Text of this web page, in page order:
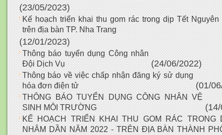
(23/05/2023)
Kế hoạch triển khai thu gom rác trong dịp Tết
trên địa bàn TP. Nha Trang
(12/01/2023)
Thông báo tuyển dụng Công nhân
Đội Dịch Vụ
(24/06/2022)
Thông báo về việc chấp nhận đăng ký sử dụng
hóa đơn điện tử
(01/
THÔNG BÁO TUYỂN DỤNG CÔNG NHÂN VỆ
SINH MÔI TRƯỜNG
KẾ HOẠCH TRIỂN KHAI THU GOM RÁC TRONG
NHÂM DẦN NĂM 2022 - TRÊN ĐỊA BÀN THÀNH